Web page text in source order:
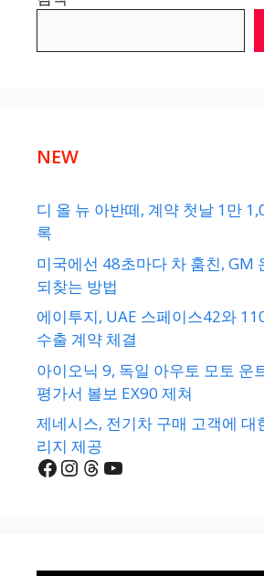
NEW
디 올 뉴 아반떼, 계약 첫날 1만
록
미국에선 48초마다 차 훔친, GM
되찾는 방법
에이투지, UAE 스페이스42와
수출 계약 체결
아이오닉 9, 독일 아우토 모토 운
평가서 볼보 EX90 제쳐
제네시스, 전기차 구매 고객에 대
리지 제공
Facebook
Instagram
Threads
YouTube